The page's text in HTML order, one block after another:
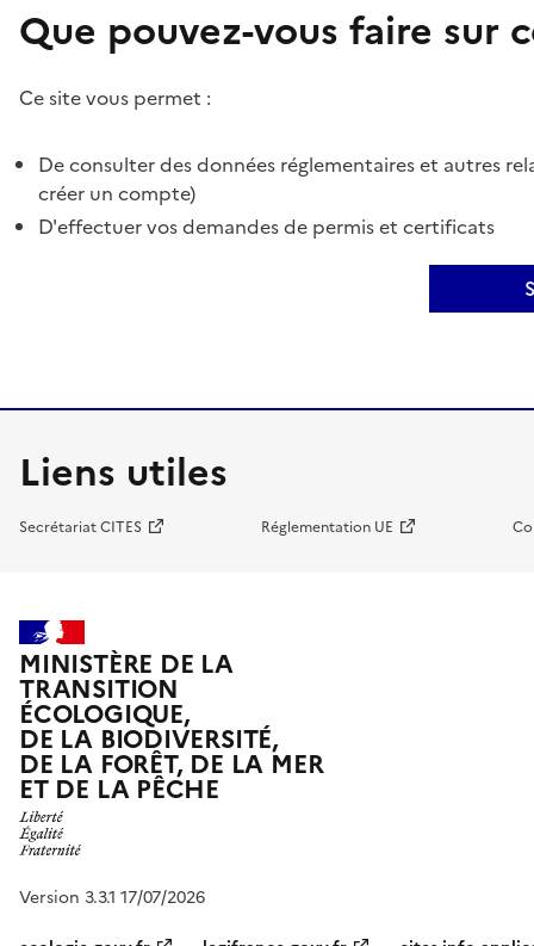
Que pouvez-vous faire sur
Ce site vous permet :
De consulter des données réglementaires et autres
créer un compte)
D'effectuer vos demandes de permis et certificats
Liens utiles
Secrétariat CITES Réglementation UE
MINISTÈRE DE LA
TRANSITION
ÉCOLOGIQUE,
DE LA BIODIVERSITÉ,
DE LA FORÊT, DE LA MER
ET DE LA PÊCHE
Version 3.3.1 17/07/2026